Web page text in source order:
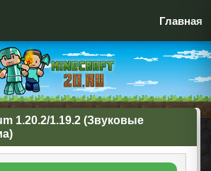
Главная
1.20.2/1.19.2 (Звуковые